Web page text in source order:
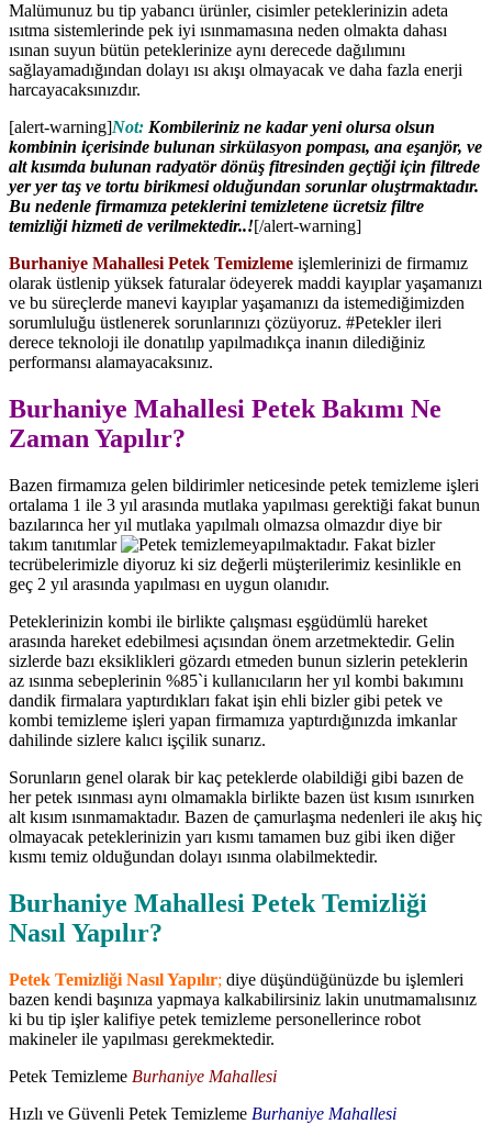
Malümunuz bu tip yabancı ürünler, cisimler peteklerinizin adeta
ısıtma sistemlerinde pek iyi ısınmamasına neden olmakta dahası
ısınan suyun bütün peteklerinize aynı derecede dağılımını
sağlayamadığından dolayı ısı akışı olmayacak ve daha fazla enerji
harcayacaksınızdır.
[alert-warning]Not: Kombileriniz ne kadar yeni olursa olsun
kombinin içerisinde bulunan sirkülasyon pompası, ana eşanjör, ve
alt kısımda bulunan radyatör dönüş fitresinden geçtiği için filtrede
yer yer taş ve tortu birikmesi olduğundan sorunlar oluştrmaktadır.
Bu nedenle firmamıza peteklerini temizletene ücretsiz filtre
temizliği hizmeti de verilmektedir..![/alert-warning]
Burhaniye Mahallesi Petek Temizleme işlemlerinizi de firmamız
olarak üstlenip yüksek faturalar ödeyerek maddi kayıplar yaşamanızı
ve bu süreçlerde manevi kayıplar yaşamanızı da istemediğimizden
sorumluluğu üstlenerek sorunlarınızı çözüyoruz. #Petekler ileri
derece teknoloji ile donatılıp yapılmadıkça inanın dilediğiniz
performansı alamayacaksınız.
Burhaniye Mahallesi Petek Bakımı Ne
Zaman Yapılır?
Bazen firmamıza gelen bildirimler neticesinde petek temizleme işleri
ortalama 1 ile 3 yıl arasında mutlaka yapılması gerektiği fakat bunun
bazılarınca her yıl mutlaka yapılmalı olmazsa olmazdır diye bir
takım tanıtımlar
yapılmaktadır. Fakat bizler
tecrübelerimizle diyoruz ki siz değerli müşterilerimiz kesinlikle en
geç 2 yıl arasında yapılması en uygun olanıdır.
Peteklerinizin kombi ile birlikte çalışması eşgüdümlü hareket
arasında hareket edebilmesi açısından önem arzetmektedir. Gelin
sizlerde bazı eksiklikleri gözardı etmeden bunun sizlerin peteklerin
az ısınma sebeplerinin %85`i kullanıcıların her yıl kombi bakımını
dandik firmalara yaptırdıkları fakat işin ehli bizler gibi petek ve
kombi temizleme işleri yapan firmamıza yaptırdığınızda imkanlar
dahilinde sizlere kalıcı işçilik sunarız.
Sorunların genel olarak bir kaç peteklerde olabildiği gibi bazen de
her petek ısınması aynı olmamakla birlikte bazen üst kısım ısınırken
alt kısım ısınmamaktadır. Bazen de çamurlaşma nedenleri ile akış hiç
olmayacak peteklerinizin yarı kısmı tamamen buz gibi iken diğer
kısmı temiz olduğundan dolayı ısınma olabilmektedir.
Burhaniye Mahallesi Petek Temizliği
Nasıl Yapılır?
Petek Temizliği Nasıl Yapılır; diye düşündüğünüzde bu işlemleri
bazen kendi başınıza yapmaya kalkabilirsiniz lakin unutmamalısınız
ki bu tip işler kalifiye petek temizleme personellerince robot
makineler ile yapılması gerekmektedir.
Petek Temizleme Burhaniye Mahallesi
Hızlı ve Güvenli Petek Temizleme Burhaniye Mahallesi